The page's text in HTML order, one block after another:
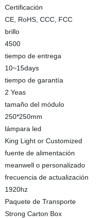
Certificación
CE, RoHS, CCC, FCC
brillo
4500
tiempo de entrega
10~15days
tiempo de garantía
2 Yeas
tamaño del módulo
250*250mm
lámpara led
King Light or Customized
fuente de alimentación
meanwell o personalizado
frecuencia de actualización
1920hz
Paquete de Transporte
Strong Carton Box